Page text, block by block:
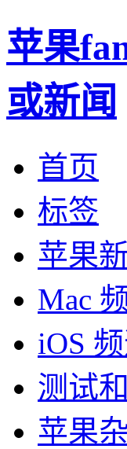
苹果
或新闻
首页
标签
苹果
Mac
iOS
测试
苹果